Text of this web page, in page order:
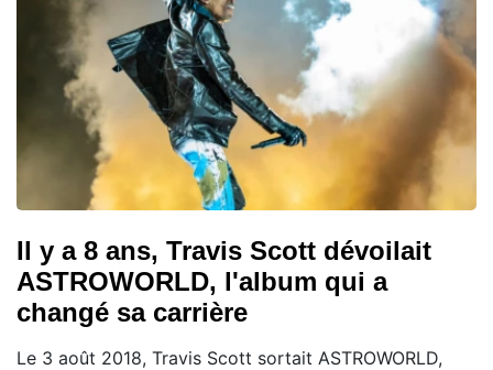
Il y a 8 ans, Travis Scott dévoilait
ASTROWORLD, l'album qui a
changé sa carrière
Le 3 août 2018, Travis Scott sortait ASTROWORLD,